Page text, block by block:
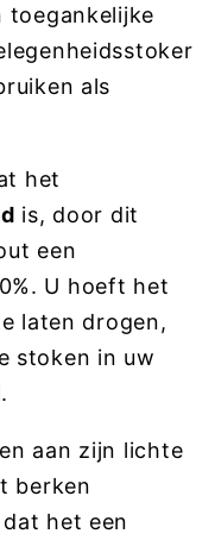
toegankelijke
als
het
is, door dit
een
U hoeft het
laten drogen,
stoken in uw
aan zijn lichte
berken
het een